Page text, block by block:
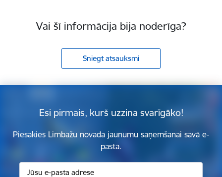
Vai šī informācija bija noderīga?
Sniegt atsauksmi
Esi pirmais, kurš uzzina svarīgāko!
Piesakies Limbažu novada jaunumu saņemšanai savā e-
pastā.